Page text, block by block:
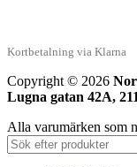
Kortbetalning via Klarna
Copyright © 2026
Lugna gatan 42A,
Alla varumärken som